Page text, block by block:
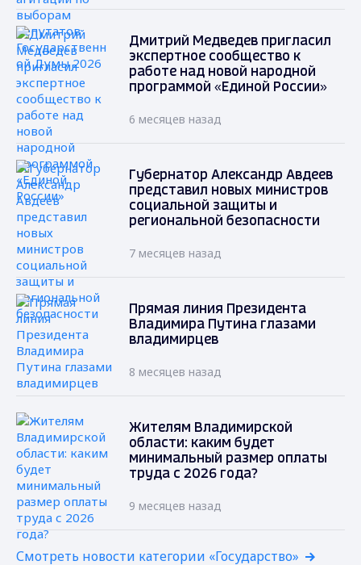
Дмитрий Медведев пригласил
экспертное сообщество к
работе над новой народной
программой «Единой России»
6 месяцев назад
Губернатор Александр Авдеев
представил новых министров
социальной защиты и
региональной безопасности
7 месяцев назад
Прямая линия Президента
Владимира Путина глазами
владимирцев
8 месяцев назад
Жителям Владимирской
области: каким будет
минимальный размер оплаты
труда с 2026 года?
9 месяцев назад
Смотреть новости категории «Государство»